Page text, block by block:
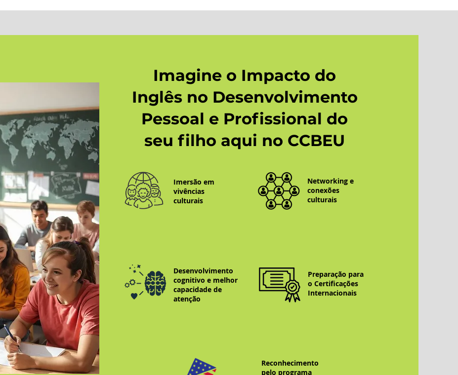
Imagine o Impacto do
Inglês no Desenvolvimento
Pessoal e Profissional do
seu filho aqui no CCBEU
Imersão em
vivências
culturais
Networking e
conexões
culturais
Desenvolvimento
cognitivo e melhor
capacidade de
atenção
Preparação para
o Certificações
Internacionais
Reconhecimento
pelo programa